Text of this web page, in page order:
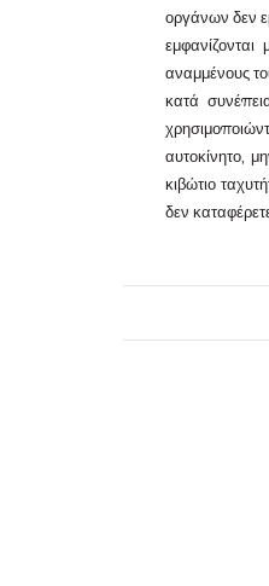
οργάνων δεν
αναμμένους
κατά
αυτοκίνητο,
κιβώτιο
δεν